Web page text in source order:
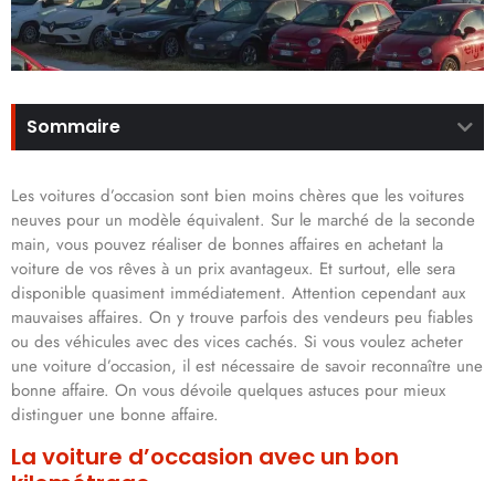
Sommaire
Les voitures d’occasion sont bien moins chères que les voitures
neuves pour un modèle équivalent. Sur le marché de la seconde
main, vous pouvez réaliser de bonnes affaires en achetant la
voiture de vos rêves à un prix avantageux. Et surtout, elle sera
disponible quasiment immédiatement. Attention cependant aux
mauvaises affaires. On y trouve parfois des vendeurs peu fiables
ou des véhicules avec des vices cachés. Si vous voulez acheter
une voiture d’occasion, il est nécessaire de savoir reconnaître une
bonne affaire. On vous dévoile quelques astuces pour mieux
distinguer une bonne affaire.
La voiture d’occasion avec un bon